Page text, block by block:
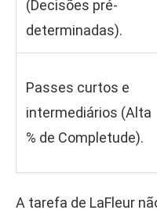
(Decisões pré-
determinadas).
Passes curtos e
intermediários (Alta
% de Completude).
A tarefa de LaFleur